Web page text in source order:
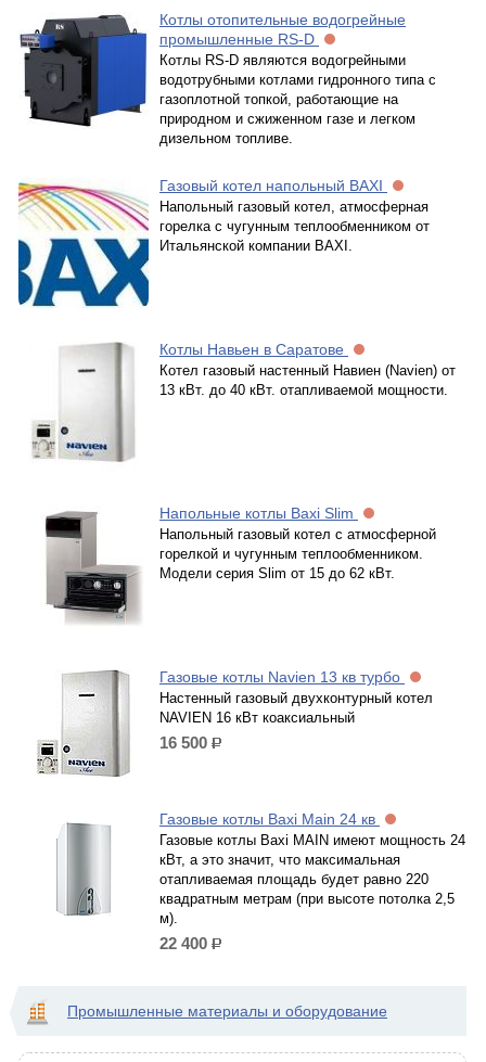
Котлы отопительные водогрейные
промышленные RS-D
Котлы RS-D являются водогрейными
водотрубными котлами гидронного типа с
газоплотной топкой, работающие на
природном и сжиженном газе и легком
дизельном топливе.
Газовый котел напольный BAXI
Напольный газовый котел, атмосферная
горелка с чугунным теплообменником от
Итальянской компании BAXI.
Котлы Навьен в Саратове
Котел газовый настенный Навиен (Navien) от
13 кВт. до 40 кВт. отапливаемой мощности.
Напольные котлы Baxi Slim
Напольный газовый котел с атмосферной
горелкой и чугунным теплообменником.
Модели серия Slim от 15 до 62 кВт.
Газовые котлы Navien 13 кв турбо
Настенный газовый двухконтурный котел
NAVIEN 16 кВт коаксиальный
16 500 р.
Газовые котлы Baxi Main 24 кв
Газовые котлы Baxi MAIN имеют мощность 24
кВт, а это значит, что максимальная
отапливаемая площадь будет равно 220
квадратным метрам (при высоте потолка 2,5
м).
22 400 р.
Промышленные материалы и оборудование